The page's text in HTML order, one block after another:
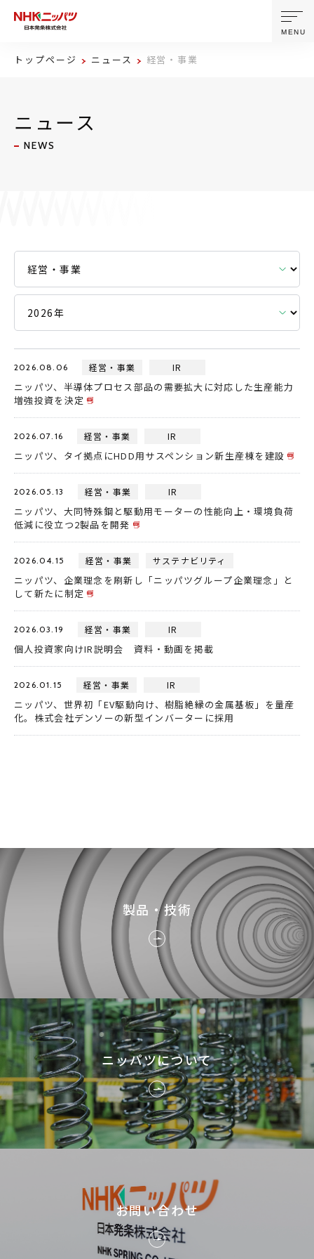
お問い合わせ
サステナビリティ
株主・投資家情報
採用情報
MENU
トップページ ニュース 経営・事業
ニュース
NEWS
2026.08.06 経営・事業 IR
ニッパツ、半導体プロセス部品の需要拡大に対応した生産能力
増強投資を決定
2026.07.16 経営・事業 IR
ニッパツ、タイ拠点にHDD用サスペンション新生産棟を建設
2026.05.13 経営・事業 IR
ニッパツ、大同特殊鋼と駆動用モーターの性能向上・環境負荷
低減に役立つ2製品を開発
2026.04.15 経営・事業 サステナビリティ
ニッパツ、企業理念を刷新し「ニッパツグループ企業理念」と
して新たに制定
2026.03.19 経営・事業 IR
個人投資家向けIR説明会 資料・動画を掲載
2026.01.15 経営・事業 IR
ニッパツ、世界初「EV駆動向け、樹脂絶縁の金属基板」を量産
化。株式会社デンソーの新型インバーターに採用
製品・技術
ニッパツについて
お問い合わせ